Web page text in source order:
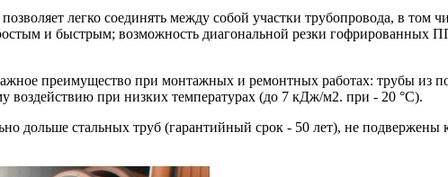
легко соединять между собой участки трубопровода, в том
и быстрым; возможность диагональной резки гофрированных
преимущество при монтажных и ремонтных работах: трубы из
воздействию при низких температурах (до 7 кДж/м2. при - 20 °С).
дольше стальных труб (гарантийный срок - 50 лет), не подвержены